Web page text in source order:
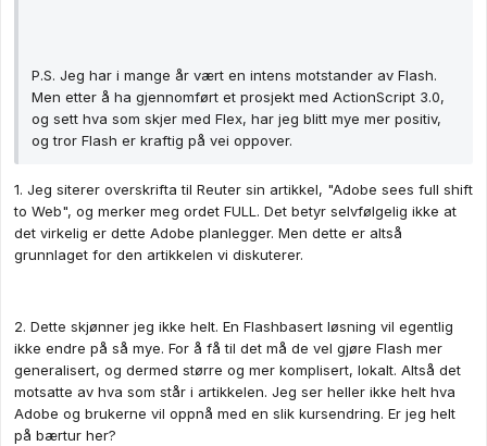
P.S. Jeg har i mange år vært en intens motstander av Flash.
Men etter å ha gjennomført et prosjekt med ActionScript 3.0,
og sett hva som skjer med Flex, har jeg blitt mye mer positiv,
og tror Flash er kraftig på vei oppover.
1. Jeg siterer overskrifta til Reuter sin artikkel, "Adobe sees full shift
to Web", og merker meg ordet FULL. Det betyr selvfølgelig ikke at
det virkelig er dette Adobe planlegger. Men dette er altså
grunnlaget for den artikkelen vi diskuterer.
2. Dette skjønner jeg ikke helt. En Flashbasert løsning vil egentlig
ikke endre på så mye. For å få til det må de vel gjøre Flash mer
generalisert, og dermed større og mer komplisert, lokalt. Altså det
motsatte av hva som står i artikkelen. Jeg ser heller ikke helt hva
Adobe og brukerne vil oppnå med en slik kursendring. Er jeg helt
på bærtur her?